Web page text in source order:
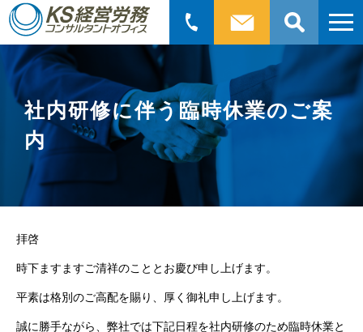
索:
社内研修に伴う臨時休業のご案
内
拝啓
時下ますますご清祥のこととお慶び申し上げます。
平素は格別のご高配を賜り、厚く御礼申し上げます。
誠に勝手ながら、弊社では下記日程を社内研修のため臨時休業と